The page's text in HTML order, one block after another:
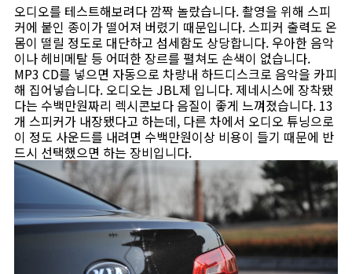
오디오를 테스트해보려다 깜짝 놀랐습니다. 촬영을 위해 스피
커에 붙인 종이가 떨어져 버렸기 때문입니다. 스피커 출력도 온
몸이 떨릴 정도로 대단하고 섬세함도 상당합니다. 우아한 음악
이나 헤비메탈 등 어떠한 장르를 펼쳐도 손색이 없습니다.
MP3 CD를 넣으면 자동으로 차량내 하드디스크로 음악을 카피
해 집어넣습니다. 오디오는 JBL제 입니다. 제네시스에 장착됐
다는 수백만원짜리 렉시콘보다 음질이 좋게 느껴졌습니다. 13
개 스피커가 내장됐다고 하는데, 다른 차에서 오디오 튜닝으로
이 정도 사운드를 내려면 수백만원이상 비용이 들기 때문에 반
드시 선택했으면 하는 장비입니다.